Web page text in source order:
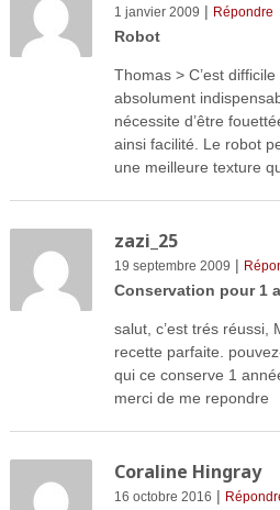
1 janvier 2009 | Répondre
Robot
Thomas > C’est
absolument
nécessite d’être
ainsi facilité. Le robot
une meilleure texture
zazi_25
19 septembre 2009 |
Conservation pour 1
salut, c’est trés réussi,
recette parfaite.
qui ce conserve 1
merci de me repondre
Coraline Hingray
16 octobre 2016 |